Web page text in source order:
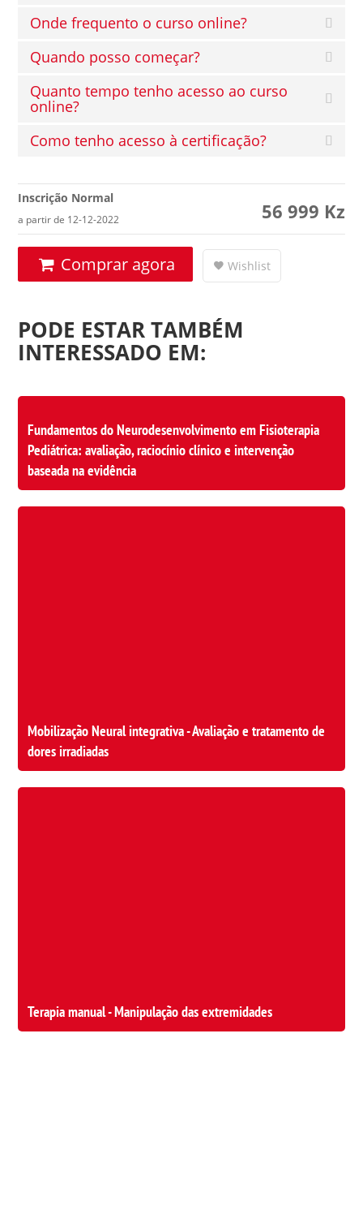
Onde frequento o curso online?
Quando posso começar?
Quanto tempo tenho acesso ao curso
online?
Como tenho acesso à certificação?
Inscrição Normal
a partir de 12-12-2022 56 999 Kz
Comprar agora Wishlist
PODE ESTAR TAMBÉM
INTERESSADO EM:
Fundamentos do Neurodesenvolvimento em Fisioterapia
Pediátrica: avaliação, raciocínio clínico e intervenção
baseada na evidência
Mobilização Neural integrativa - Avaliação e tratamento de
dores irradiadas
Terapia manual - Manipulação das extremidades